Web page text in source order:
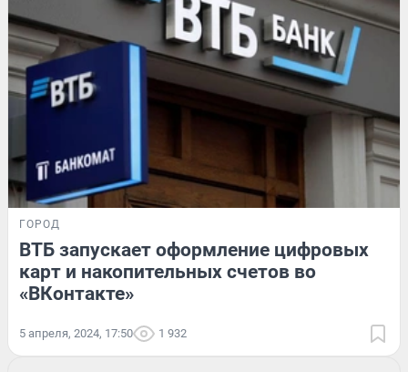
ГОРОД
ВТБ запускает оформление цифровых
карт и накопительных счетов во
«ВКонтакте»
5 апреля, 2024, 17:50 1 932